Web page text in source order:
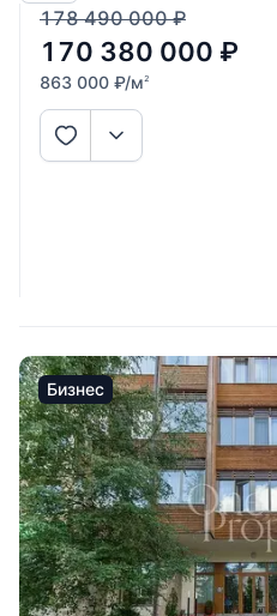
178 490 000 ₽
170 380 000 ₽
863 000 ₽/м2
Бизнес